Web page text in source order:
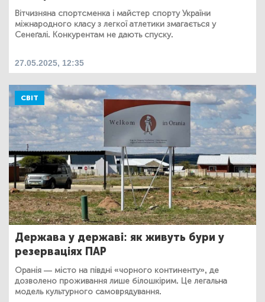
Вітчизняна спортсменка і майстер спорту України
міжнародного класу з легкої атлетики змагається у
Сенеґалі. Конкурентам не дають спуску.
27.05.2025, 12:35
СВІТ
Держава у державі: як живуть бури у
резерваціях ПАР
Оранія — місто на півдні «чорного континенту», де
дозволено проживання лише білошкірим. Це легальна
модель культурного самоврядування.